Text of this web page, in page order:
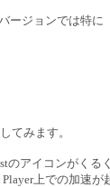
ジョンでは特に
てみます。
アイコンがくる
上での加速